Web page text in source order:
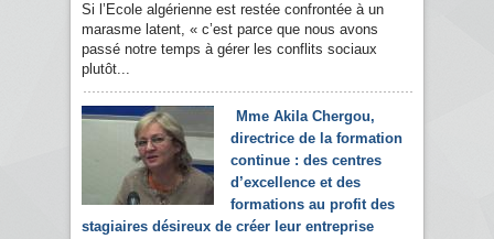
Si l’Ecole algérienne est restée confrontée à un
marasme latent, « c’est parce que nous avons
passé notre temps à gérer les conflits sociaux
plutôt...
Mme Akila Chergou,
directrice de la formation
continue : des centres
d’excellence et des
formations au profit des
stagiaires désireux de créer leur entreprise